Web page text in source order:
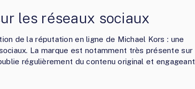
les réseaux sociaux
de la réputation en ligne de Michael Kors : une
La marque est notamment très présente sur
régulièrement du contenu original et engageant